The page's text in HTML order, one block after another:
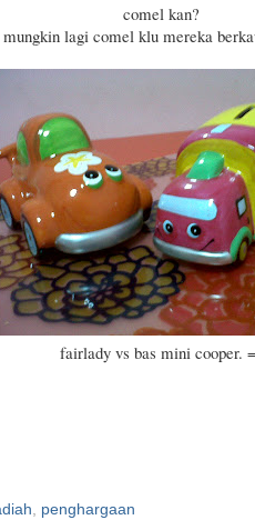
comel kan?
lagi comel klu mereka
fairlady vs bas mini cooper.
, penghargaan